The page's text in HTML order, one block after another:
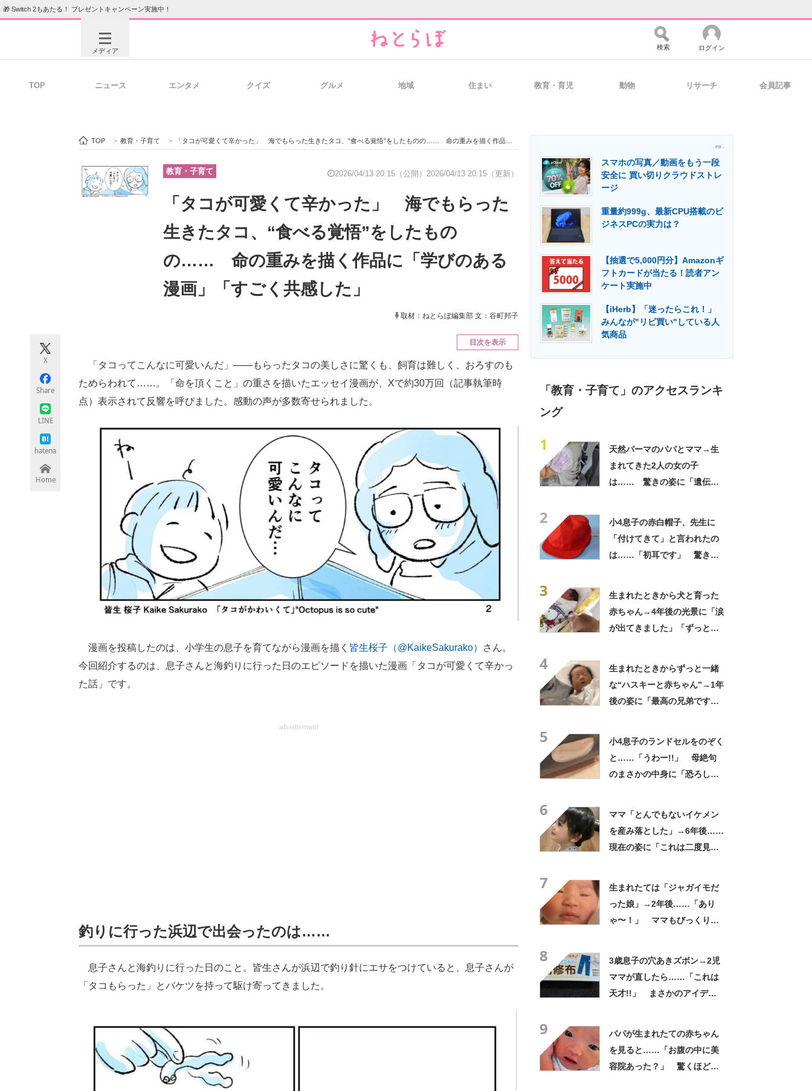
🎁 Switch 2もあたる！ プレゼントキャンペーン実施中！
メディア
ビジネスと働き方のヒント 経営リーダーのコミュニティ マーケ×ITの今がよく分かる
ITエンジニア向け専門サイト 製造業のIT導入・活用を支援
モノづくり技術者専門サイト エレクトロニクス専門サイト エネルギーの専門メディア 建設×テクノロジーの最前線
検索 ログイン
TOP ニュース エンタメ クイズ グルメ 地域 住まい 教育・育児 動物 リサーチ 会員記事
TOP > 教育・子育て > 「タコが可愛くて辛かった」 海でもらった生きたタコ、“食べる覚悟”をしたものの…… 命の重みを描く作品に「学びのある漫画」「すごく共感した」
教育・子育て 2026/04/13 20:15（公開） 2026/04/13 20:15（更新）
「タコが可愛くて辛かった」 海でもらった
生きたタコ、“食べる覚悟”をしたもの
の…… 命の重みを描く作品に「学びのある
漫画」「すごく共感した」
取材：ねとらぼ編集部 文：谷町邦子
X
Share
LINE
hatena
Home
目次を表示
「タコってこんなに可愛いんだ」――もらったタコの美しさに驚くも、飼育は難しく、おろすのも
ためらわれて……。「命を頂くこと」の重さを描いたエッセイ漫画が、Xで約30万回（記事執筆時
点）表示されて反響を呼びました。感動の声が多数寄せられました。
漫画を投稿したのは、小学生の息子を育てながら漫画を描く 皆生桜子（@KaikeSakurako）
さん。
今回紹介するのは、息子さんと海釣りに行った日のエピソードを描いた漫画「タコが可愛くて辛かっ
た話」です。
advertisement
釣りに行った浜辺で出会ったのは……
息子さんと海釣りに行った日のこと。皆生さんが浜辺で釣り針にエサをつけていると、息子さんが
「タコもらった」とバケツを持って駆け寄ってきました。
- PR -
スマホの写真／動画をもう一段
安全に 買い切りクラウドストレ
ージ
重量約999g、最新CPU搭載のビ
ジネスPCの実力は？
【抽選で5,000円分】Amazonギ
フトカードが当たる！読者アン
ケート実施中
【iHerb】「迷ったらこれ！」
みんなが"リピ買い"している人
気商品
「教育・子育て」のアクセスランキ
ング
1
天然パーマのパパとママ→生
まれてきた2人の女の子
は…… 驚きの姿に「遺伝っ
2
小4息子の赤白帽子、先生に
「付けてきて」と言われたの
は……「初耳です」 驚きの
3
生まれたときから犬と育った
赤ちゃん→4年後の光景に「涙
が出てきました」「ずっと見
4
生まれたときからずっと一緒
な“ハスキーと赤ちゃん”→1年
後の姿に「最高の兄弟です
5
小4息子のランドセルをのぞく
と……「うわー!!」 母絶句
のまさかの中身に「恐ろし
6
ママ「とんでもないイケメン
を産み落とした」→6年後……
現在の姿に「これは二度見す
7
生まれたては「ジャガイモだ
った娘」→2年後……「あり
ゃ〜！」 ママもびっくり
8
3歳息子の穴あきズボン→2児
ママが直したら……「これは
天才!!」 まさかのアイデア
9
パパが生まれたての赤ちゃん
を見ると……「お腹の中に美
容院あった？」 驚くほど完